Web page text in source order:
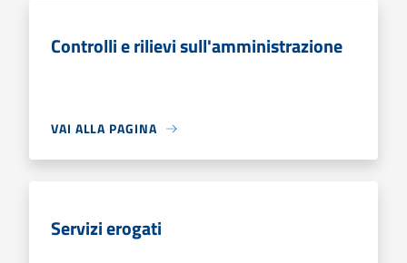
Controlli e rilievi sull'amministrazione
VAI ALLA PAGINA
Servizi erogati